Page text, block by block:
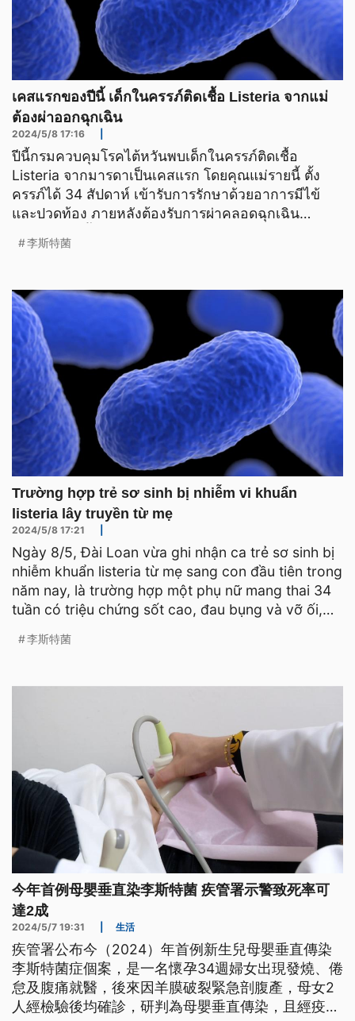
เคสแรกของปีนี้ เด็กในครรภ์ติดเชื้อ Listeria จากแม่
ต้องผ่าออกฉุกเฉิน
2024/5/8 17:16
ปีนี้กรมควบคุมโรคไต้หวันพบเด็กในครรภ์ติดเชื้อ
Listeria จากมารดาเป็นเคสแรก โดยคุณแม่รายนี้ ตั้ง
ครรภ์ได้ 34 สัปดาห์ เข้ารับการรักษาด้วยอาการมีไข้
และปวดท้อง ภายหลังต้องรับการผ่าคลอดฉุกเฉิน
李斯特菌
Trường hợp trẻ sơ sinh bị nhiễm vi khuẩn
listeria lây truyền từ mẹ
2024/5/8 17:21
Ngày 8/5, Đài Loan vừa ghi nhận ca trẻ sơ sinh bị
nhiễm khuẩn listeria từ mẹ sang con đầu tiên trong
năm nay, là trường hợp một phụ nữ mang thai 34
tuần có triệu chứng sốt cao, đau bụng và vỡ ối,
李斯特菌
今年首例母嬰垂直染李斯特菌 疾管署示警致死率可
達2成
2024/5/7 19:31 生活
疾管署公布今（2024）年首例新生兒母嬰垂直傳染
李斯特菌症個案，是一名懷孕34週婦女出現發燒、倦
怠及腹痛就醫，後來因羊膜破裂緊急剖腹產，母女2
人經檢驗後均確診，研判為母嬰垂直傳染，且經疫調